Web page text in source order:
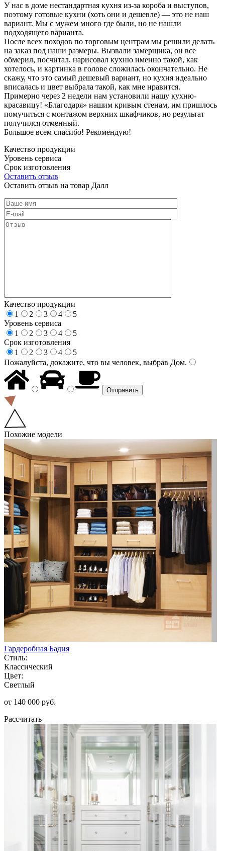
У нас в доме нестандартная кухня из-за короба и выступов,
поэтому готовые кухни (хоть они и дешевле) — это не наш
вариант. Мы с мужем много где были, но не нашли
подходящего варианта.
После всех походов по торговым центрам мы решили делать
на заказ под наши размеры. Вызвали замерщика, он все
обмерил, посчитал, нарисовал кухню именно такой, как
хотелось, и картинка в голове сложилась окончательно. Не
скажу, что это самый дешевый вариант, но кухня идеально
вписалась и цвет выбрала такой, как мне нравится.
Примерно через 2 недели нам установили нашу кухню-
красавицу! «Благодаря» нашим кривым стенам, им пришлось
помучиться с монтажом верхних шкафчиков, но результат
получился отменный.
Большое всем спасибо! Рекомендую!
Качество продукции
Уровень сервиса
Срок изготовления
Оставить отзыв
Оставить отзыв на товар Далл
Качество продукции
1
2 3 4
5
Уровень сервиса
1
2 3 4
5
Срок изготовления
1
2 3 4
5
Пожалуйста, докажите, что вы человек, выбрав Дом.
Похожие модели
Гардеробная Бадия
Стиль:
Классический
Цвет:
Светлый
от 140 000 руб.
Рассчитать